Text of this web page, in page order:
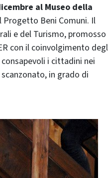
al Museo della
Progetto Beni Comuni. Il
e del Turismo, promosso
con il coinvolgimento
i cittadini nei
in grado di